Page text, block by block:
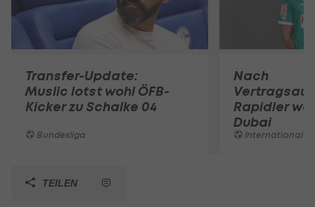
Transfer-Update:
Muslic lotst wohl ÖFB-
Kicker zu Schalke 04
Bundesliga
Nach
Rapidler
Dubai
International
TEILEN